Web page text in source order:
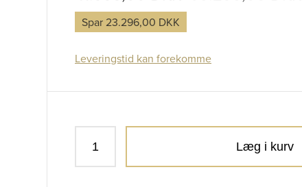
Spar 23.296,00 DKK
Leveringstid kan forekomme
Læg i kurv